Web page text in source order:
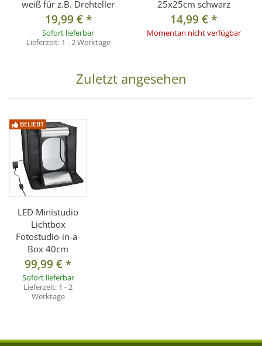
weiß für z.B. Drehteller
19,99 €*
Sofort lieferbar
Lieferzeit: 1 - 2 Werktage
25x25cm schwarz
14,99 €*
Momentan nicht verfügbar
Zuletzt angesehen
BELIEBT
LED Ministudio
Lichtbox
Fotostudio-in-a-
Box 40cm
99,99 €*
Sofort lieferbar
Lieferzeit: 1 - 2
Werktage